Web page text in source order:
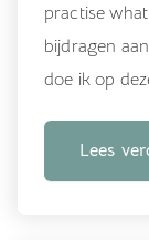
practise
bijdragen
doe ik op
Lees